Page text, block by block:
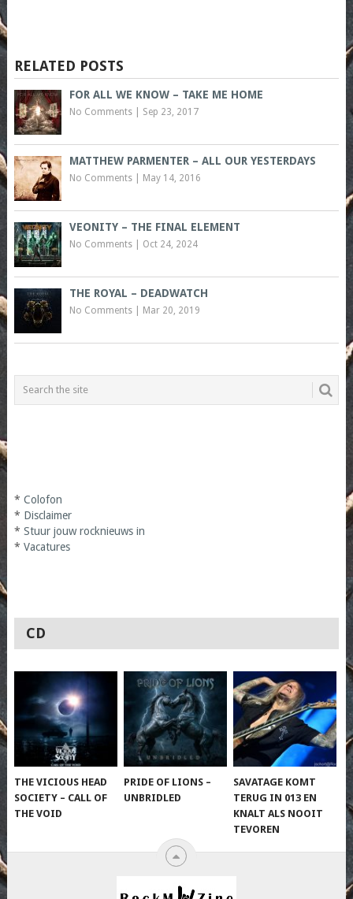
RELATED POSTS
FOR ALL WE KNOW – TAKE ME HOME
No Comments| Sep 23, 2017
MATTHEW PARMENTER – ALL OUR YESTERDAYS
No Comments| May 14, 2016
VEONITY – THE FINAL ELEMENT
No Comments| Oct 24, 2024
THE ROYAL – DEADWATCH
No Comments| Mar 20, 2019
* Colofon
* Disclaimer
* Stuur jouw rocknieuws in
* Vacatures
CD
THE VICIOUS HEAD
SOCIETY – CALL OF
THE VOID
PRIDE OF LIONS –
UNBRIDLED
SAVATAGE KOMT
TERUG IN 013 EN
KNALT ALS NOOIT
TEVOREN